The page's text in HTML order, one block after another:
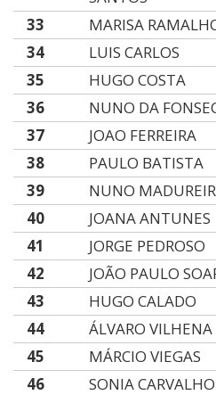
33
MARISA
34
LUIS CARLOS
35
HUGO COSTA
36
NUNO DA
37
JOAO FERREIRA
38
PAULO BATISTA
39
NUNO
40
JOANA ANTUNES
41
JORGE PEDROSO
42
JOÃO PAULO
43
HUGO CALADO
44
ÁLVARO VILHENA
45
MÁRCIO VIEGAS
46
SONIA CARVALHO